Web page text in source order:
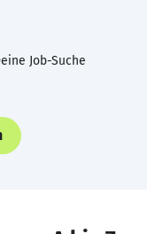
Job-Suche